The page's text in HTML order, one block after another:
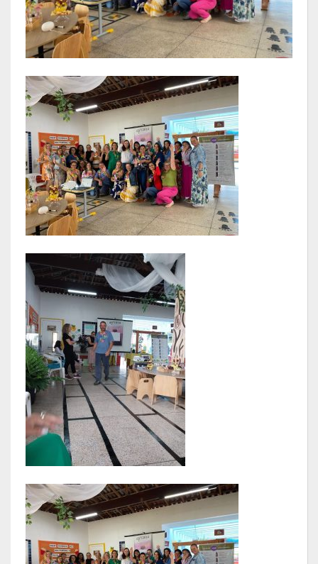
Saúde e Assistência Social
Desenvolvimento, Indústria, Comércio, Turismo, Trânsito e
Serviços Urbanos
Cultura e Turismo
Calendário de Eventos
Galeria de Fotos
Publicações
Conselhos Municipais
Contas Públicas
Demonstrativos Contábeis
Prestação de Contas
Leis Orçamentárias
Leis e Decretos
Relatório Circunstanciado
RPPS
RGF
RREO